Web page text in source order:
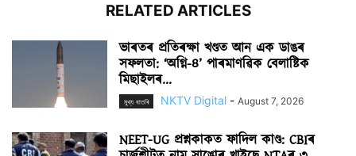
RELATED ARTICLES
ভাৰতৰ প্ৰতিৰক্ষা খণ্ডত আন এক ডাঙৰ
সফলতা: ‘অগ্নি-৪’ পাৰমাণৱিক বেলাষ্টিক
মিছাইলৰ...
মুখ্য বাতৰি NKTV Digital - August 7, 2026
NEET-UG প্ৰশ্নকাকত ফাদিল কাণ্ড: CBIৰ